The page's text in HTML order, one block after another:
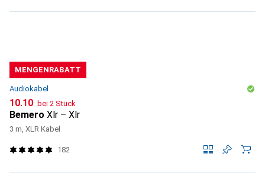
MENGENRABATT
Audiokabel
CHF
10.10 bei 2 Stück
Bemero Xlr – Xlr
3 m, XLR Kabel
182